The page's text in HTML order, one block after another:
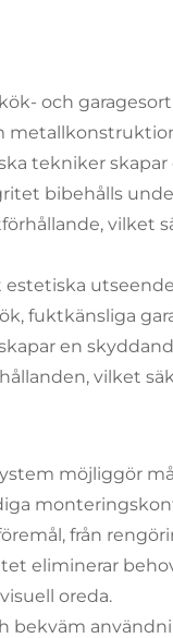
och
tekniker
bibehålls
vilket
fuktkänsliga
en
vilket
möjliggör
från
eliminerar
oreda.
bekväm